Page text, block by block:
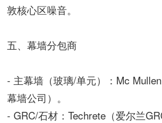
敦核心区噪音。
五、幕墙分包商
- 主幕墙（玻璃/单元）：Mc
幕墙公司）。
- GRC/石材：Techrete（爱尔兰